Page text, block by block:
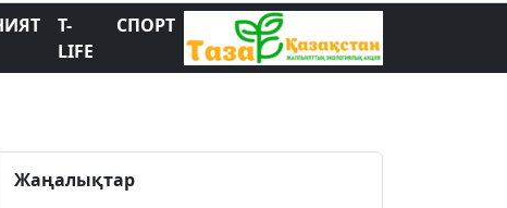
T-
LIFE
СПОРТ
Жаңалықтар